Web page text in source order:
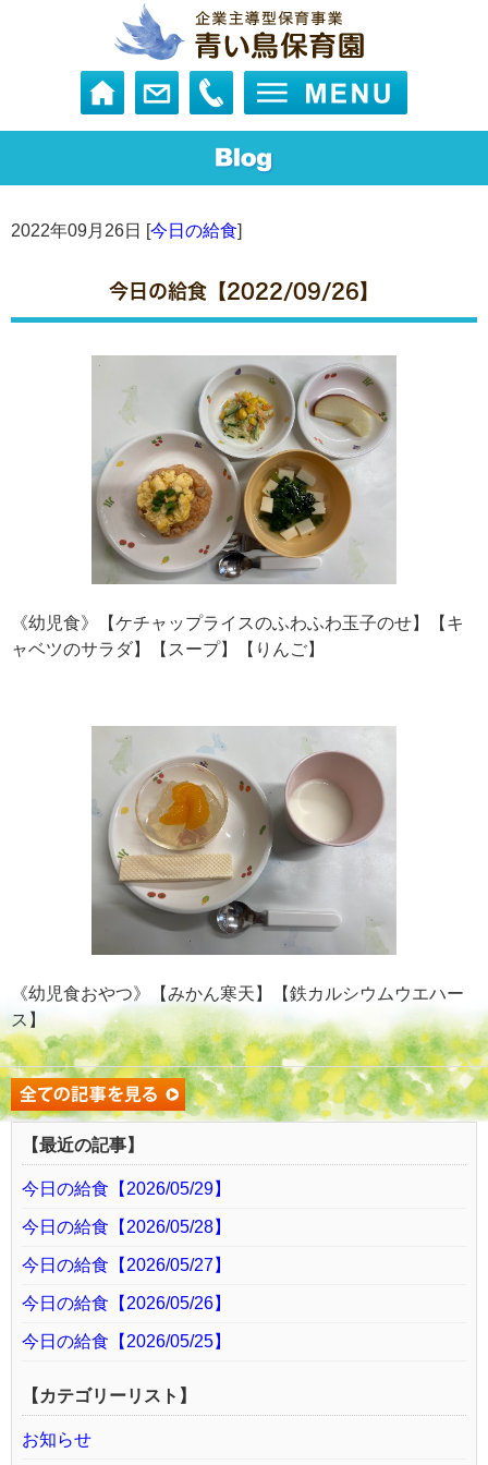
2022年09月26日 [今日の給食]
今日の給食【2022/09/26】
《幼児食》【ケチャップライスのふわふわ玉子のせ】【キ
ャベツのサラダ】【スープ】【りんご】
《幼児食おやつ》【みかん寒天】【鉄カルシウムウエハー
ス】
【最近の記事】
今日の給食【2026/05/29】
今日の給食【2026/05/28】
今日の給食【2026/05/27】
今日の給食【2026/05/26】
今日の給食【2026/05/25】
【カテゴリーリスト】
お知らせ